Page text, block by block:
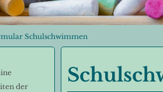
Schulschwimmen
der